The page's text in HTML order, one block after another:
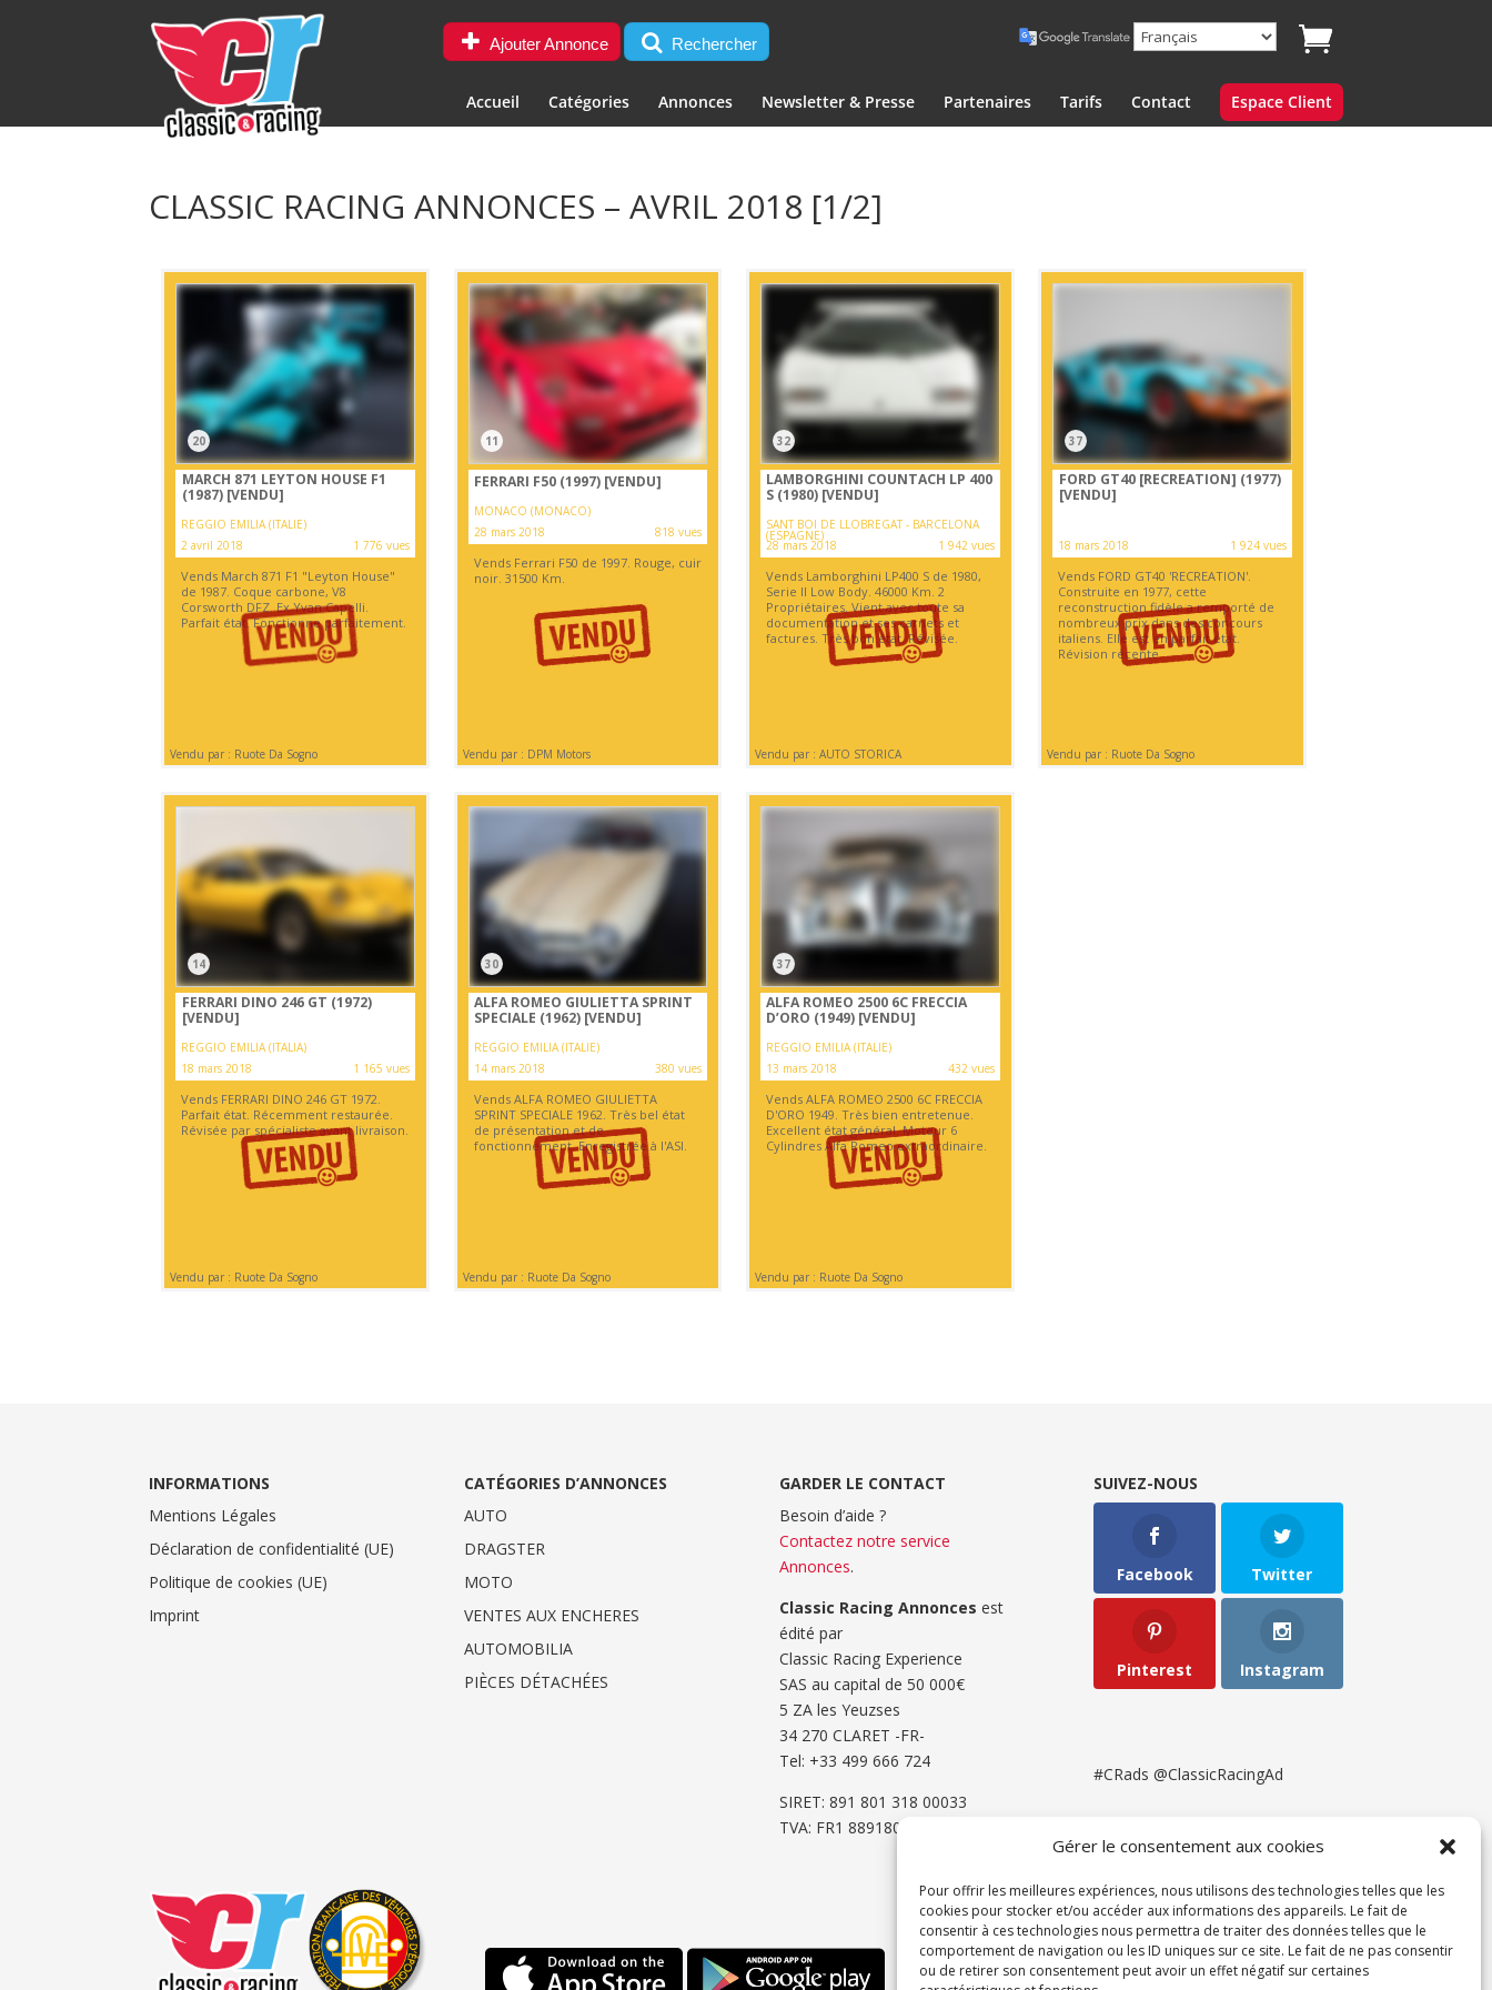
Gérer le consentement aux cookies
Pour offrir les meilleures expériences, nous utilisons des technologies telles que les
cookies pour stocker et/ou accéder aux informations des appareils. Le fait de
consentir à ces technologies nous permettra de traiter des données telles que le
comportement de navigation ou les ID uniques sur ce site. Le fait de ne pas consentir
ou de retirer son consentement peut avoir un effet négatif sur certaines
Ajouter Annonce Rechercher
Accueil Catégories Annonces Newsletter & Presse Partenaires Tarifs Contact Espace Client
CLASSIC RACING ANNONCES – AVRIL 2018 [1/2]
20
MARCH 871 LEYTON HOUSE F1
(1987) [VENDU]
REGGIO EMILIA (ITALIE)
2 avril 2018
1 776 vues
Vends March 871 F1 "Leyton House"
de 1987. Coque carbone, V8
Corsworth DFZ. Ex Yvan Capelli.
Parfait état. Fonctionne parfaitement.
Vendu par : Ruote Da Sogno
11
FERRARI F50 (1997) [VENDU]
MONACO (MONACO)
28 mars 2018
818 vues
Vends Ferrari F50 de 1997. Rouge, cuir
noir. 31500 Km.
Vendu par : DPM Motors
32
LAMBORGHINI COUNTACH LP 400
S (1980) [VENDU]
SANT BOI DE LLOBREGAT - BARCELONA
(ESPAGNE)
28 mars 2018 1 942 vues
Vends Lamborghini LP400 S de 1980,
Serie II Low Body. 46000 Km. 2
Propriétaires. Vient avec toute sa
documentation et ses carnets et
factures. Très bon état. Révisée.
Vendu par : AUTO STORICA
37
FORD GT40 [RECREATION] (1977)
[VENDU]
18 mars 2018 1 924 vues
Vends FORD GT40 'RECREATION'.
Construite en 1977, cette
reconstruction fidèle a remporté de
nombreux prix dans des concours
italiens. Elle est en parfait état.
Révision récente.
Vendu par : Ruote Da Sogno
14
FERRARI DINO 246 GT (1972)
[VENDU]
REGGIO EMILIA (ITALIA)
18 mars 2018
1 165 vues
Vends FERRARI DINO 246 GT 1972.
Parfait état. Récemment restaurée.
Révisée par spécialiste avant livraison.
Vendu par : Ruote Da Sogno
30
ALFA ROMEO GIULIETTA SPRINT
SPECIALE (1962) [VENDU]
REGGIO EMILIA (ITALIE)
14 mars 2018
380 vues
Vends ALFA ROMEO GIULIETTA
SPRINT SPECIALE 1962. Très bel état
de présentation et de
fonctionnement. Enregistrée à l'ASI.
Vendu par : Ruote Da Sogno
37
ALFA ROMEO 2500 6C FRECCIA
D’ORO (1949) [VENDU]
REGGIO EMILIA (ITALIE)
13 mars 2018
432 vues
Vends ALFA ROMEO 2500 6C FRECCIA
D'ORO 1949. Très bien entretenue.
Excellent état général. Moteur 6
Cylindres Alfa Romeo extraordinaire.
Vendu par : Ruote Da Sogno
INFORMATIONS
Mentions Légales
Déclaration de confidentialité (UE)
Politique de cookies (UE)
Imprint
CATÉGORIES D’ANNONCES
AUTO
DRAGSTER
MOTO
VENTES AUX ENCHERES
AUTOMOBILIA
PIÈCES DÉTACHÉES
GARDER LE CONTACT
Besoin d’aide ?
Contactez notre service
Annonces.
Classic Racing Annonces est
édité par
Classic Racing Experience
SAS au capital de 50 000€
5 ZA les Yeuzses
34 270 CLARET -FR-
Tel: ‭+33 499 666 724‬
SIRET: 891 801 318 00033
TVA: FR1 8891801318
SUIVEZ-NOUS
Facebook Twitter
Pinterest Instagram
#CRads @ClassicRacingAd